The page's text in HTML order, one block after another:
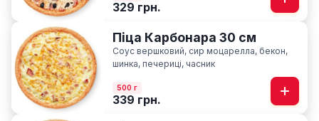
329 грн.
Піца Карбонара 30 см
Соус вершковий, сир моцарелла, бекон,
шинка, печериці, часник
500 г
339 грн.